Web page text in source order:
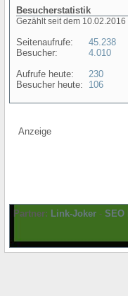
Besucherstatistik
Gezählt seit dem 10.02.2016
Seitenaufrufe:
Besucher:
Aufrufe heute:
Besucher heute:
45.238
4.010
230
106
Anzeige
Partner: Link-Joker - SEO